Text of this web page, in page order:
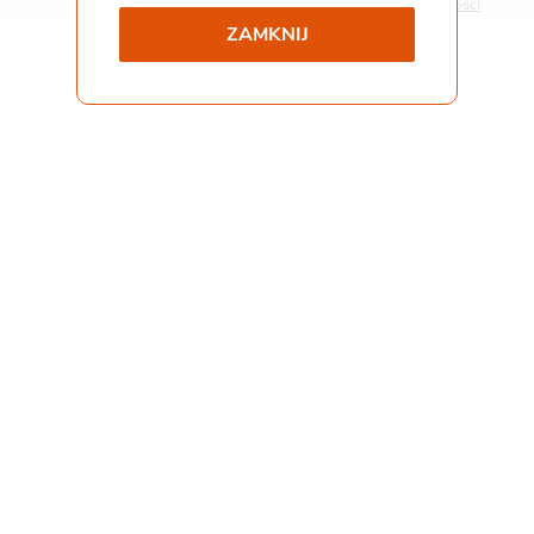
Współpraca i kontakt
Pliki do pobrania
Gemini Praca
ZAMKNIJ
Polityka prywatności